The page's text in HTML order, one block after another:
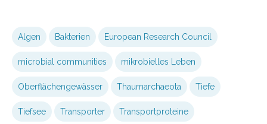
Algen Bakterien European Research Council
microbial communities mikrobielles Leben
Oberflächengewässer Thaumarchaeota Tiefe
Tiefsee Transporter Transportproteine